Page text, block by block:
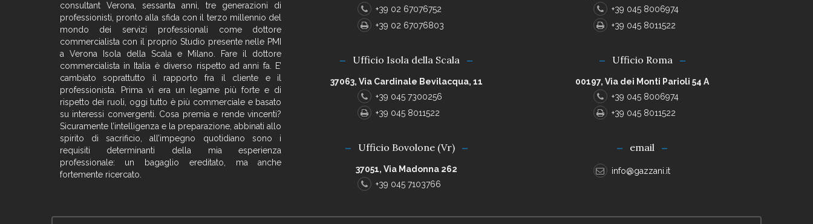
consultant Verona, sessanta anni, tre generazioni di
professionisti, pronto alla sfida con il terzo millennio del
mondo dei servizi professionali come dottore
commercialista con il proprio Studio presente nelle PMI
a Verona Isola della Scala e Milano. Fare il dottore
commercialista in Italia è diverso rispetto ad anni fa. E’
cambiato soprattutto il rapporto fra il cliente e il
professionista. Prima vi era un legame più forte e di
rispetto dei ruoli, oggi tutto è più commerciale e basato
su interessi convergenti. Cosa premia e rende vincenti?
Sicuramente l’intelligenza e la preparazione, abbinati allo
spirito di sacrificio, all’impegno quotidiano sono i
requisiti determinanti della mia esperienza
professionale: un bagaglio ereditato, ma anche
fortemente ricercato.
+39 02 67076752
+39 02 67076803
+39 045 8006974
+39 045 8011522
Ufficio Isola della Scala
37063, Via Cardinale Bevilacqua, 11
+39 045 7300256
+39 045 8011522
Ufficio Roma
00197, Via dei Monti Parioli 54 A
+39 045 8006974
+39 045 8011522
Ufficio Bovolone (Vr)
37051, Via Madonna 262
+39 045 7103766
email
info@gazzani.it